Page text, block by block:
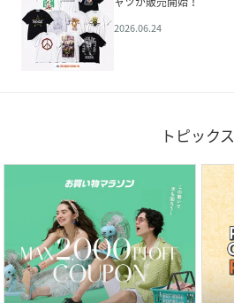
2026.06.24
トピックス